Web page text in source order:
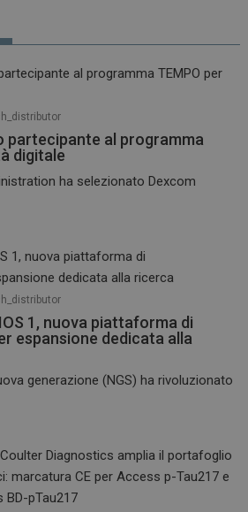
partecipante al programma
digitale
ha selezionato Dexcom
1, nuova piattaforma di
espansione dedicata alla
generazione (NGS) ha rivoluzionato